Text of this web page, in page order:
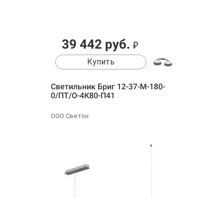
39 442 руб. ₽
Купить
Светильник Бриг 12-37-М-180-
0/ПТ/О-4К80-П41
ООО Светон